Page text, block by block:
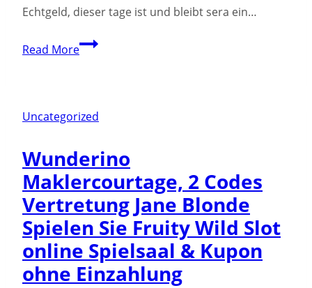
Echtgeld, dieser tage ist und bleibt sera ein…
Read MoreSonnennächster
vortragen
mitarbeiter
Webbrowser
&
Casino-
Apps
Uncategorized
Wunderino
Maklercourtage, 2 Codes
Vertretung Jane Blonde
Spielen Sie Fruity Wild Slot
online Spielsaal & Kupon
ohne Einzahlung